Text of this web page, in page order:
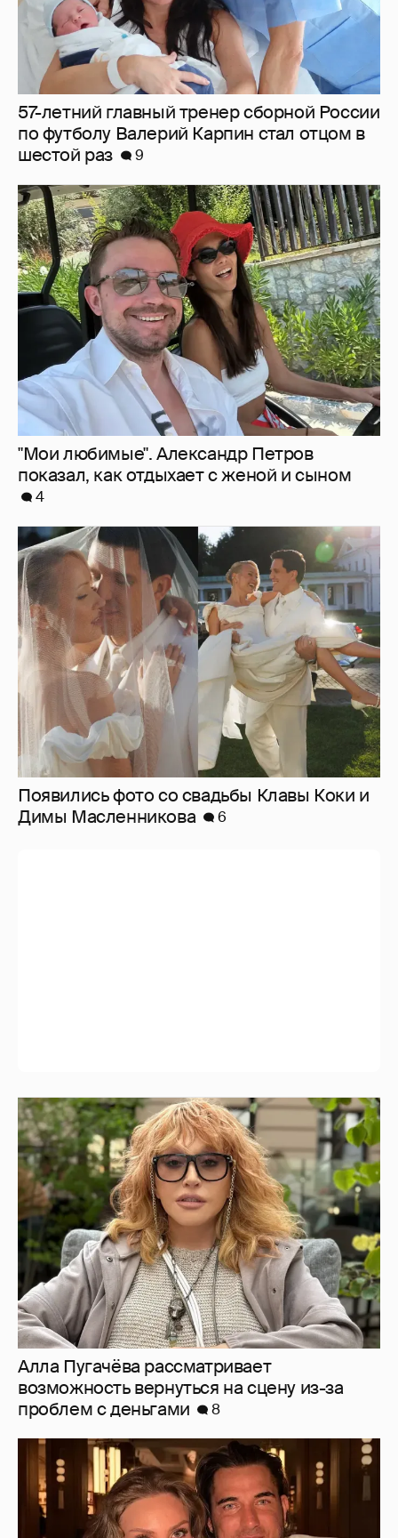
"Мои любимые". Александр Петров
показал, как отдыхает с женой и сыном
4
Появились фото со свадьбы Клавы Коки и
Димы Масленникова
6
Алла Пугачёва рассматривает
возможность вернуться на сцену из-за
проблем с деньгами
8
"Заперли мою жену. У неё побои". Курбан
Омаров обратился к главе СК после
задержания его жены
18